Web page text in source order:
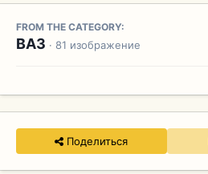
FROM THE CATEGORY:
ВАЗ · 81 изображение
Поделиться